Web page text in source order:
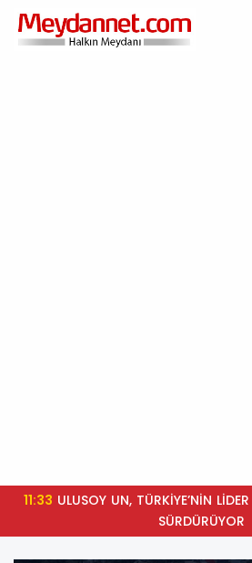
11:33
SÜRDÜRÜYOR